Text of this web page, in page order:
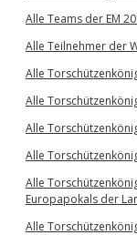
Alle Teams der EM
Alle Teilnehmer der
Alle
Alle
Alle
Alle
Alle
Europapokals der
Alle